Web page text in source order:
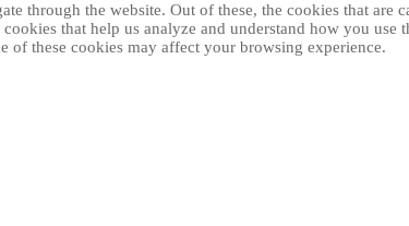
through the website. Out of these, the cookies that are
that help us analyze and understand how you
of these cookies may affect your browsing experience.